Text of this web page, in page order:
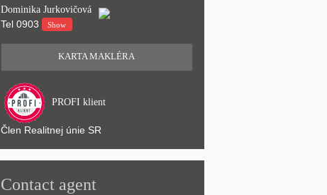
Dominika Jurkovičová
Tel0903 Show
KARTA MAKLÉRA
PROFI klient
Člen Realitnej únie SR
Contact agent